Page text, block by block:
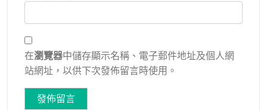
在瀏覽器中儲存顯示名稱、電子郵件地址及個人網
站網址，以供下次發佈留言時使用。